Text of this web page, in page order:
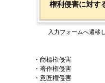
権利侵害に対す
入力フォームへ遷移
・商標権侵害
・著作権侵害
・意匠権侵害